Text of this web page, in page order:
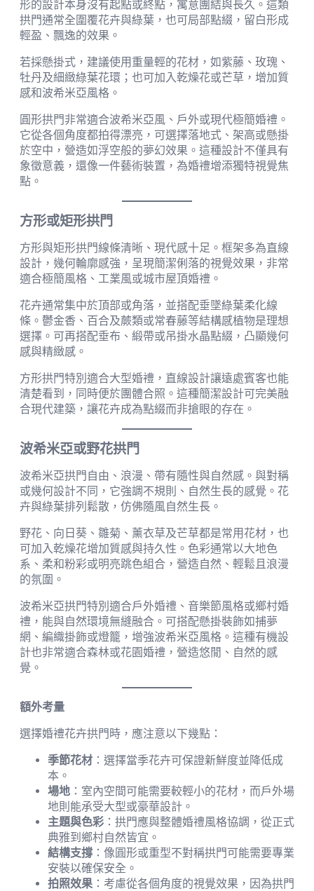
形的設計本身沒有起點或終點，寓意團結與長久。這類
拱門通常全圍覆花卉與綠葉，也可局部點綴，留白形成
輕盈、飄逸的效果。
若採懸掛式，建議使用重量輕的花材，如紫藤、玫瑰、
牡丹及細緻綠葉花環；也可加入乾燥花或芒草，增加質
感和波希米亞風格。
圓形拱門非常適合波希米亞風、戶外或現代極簡婚禮。
它從各個角度都拍得漂亮，可選擇落地式、架高或懸掛
於空中，營造如浮空般的夢幻效果。這種設計不僅具有
象徵意義，還像一件藝術裝置，為婚禮增添獨特視覺焦
點。
方形或矩形拱門
方形與矩形拱門線條清晰、現代感十足。框架多為直線
設計，幾何輪廓感強，呈現簡潔俐落的視覺效果，非常
適合極簡風格、工業風或城市屋頂婚禮。
花卉通常集中於頂部或角落，並搭配垂墜綠葉柔化線
條。鬱金香、百合及蕨類或常春藤等結構感植物是理想
選擇。可再搭配垂布、緞帶或吊掛水晶點綴，凸顯幾何
感與精緻感。
方形拱門特別適合大型婚禮，直線設計讓遠處賓客也能
清楚看到，同時便於團體合照。這種簡潔設計可完美融
合現代建築，讓花卉成為點綴而非搶眼的存在。
波希米亞或野花拱門
波希米亞拱門自由、浪漫、帶有隨性與自然感。與對稱
或幾何設計不同，它強調不規則、自然生長的感覺。花
卉與綠葉排列鬆散，仿佛隨風自然生長。
野花、向日葵、雛菊、薰衣草及芒草都是常用花材，也
可加入乾燥花增加質感與持久性。色彩通常以大地色
系、柔和粉彩或明亮跳色組合，營造自然、輕鬆且浪漫
的氛圍。
波希米亞拱門特別適合戶外婚禮、音樂節風格或鄉村婚
禮，能與自然環境無縫融合。可搭配懸掛裝飾如捕夢
網、編織掛飾或燈籠，增強波希米亞風格。這種有機設
計也非常適合森林或花園婚禮，營造悠閒、自然的感
覺。
額外考量
選擇婚禮花卉拱門時，應注意以下幾點：
季節花材 ：選擇當季花卉可保證新鮮度並降低成
本。
場地 ：室內空間可能需要較輕小的花材，而戶外場
地則能承受大型或豪華設計。
主題與色彩 ：拱門應與整體婚禮風格協調，從正式
典雅到鄉村自然皆宜。
結構支撐 ：像圓形或重型不對稱拱門可能需要專業
安裝以確保安全。
拍照效果 ：考慮從各個角度的視覺效果，因為拱門